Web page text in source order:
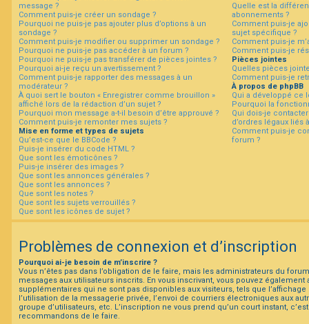
message ?
Comment puis-je créer un sondage ?
Pourquoi ne puis-je pas ajouter plus d’options à un
sondage ?
Comment puis-je modifier ou supprimer un sondage ?
Pourquoi ne puis-je pas accéder à un forum ?
Pourquoi ne puis-je pas transférer de pièces jointes ?
Pourquoi ai-je reçu un avertissement ?
Comment puis-je rapporter des messages à un
modérateur ?
À quoi sert le bouton « Enregistrer comme brouillon »
affiché lors de la rédaction d’un sujet ?
Pourquoi mon message a-t-il besoin d’être approuvé ?
Comment puis-je remonter mes sujets ?
Mise en forme et types de sujets
Qu’est-ce que le BBCode ?
Puis-je insérer du code HTML ?
Que sont les émoticônes ?
Puis-je insérer des images ?
Que sont les annonces générales ?
Que sont les annonces ?
Que sont les notes ?
Que sont les sujets verrouillés ?
Que sont les icônes de sujet ?
Quelle est la
abonnements ?
Comment puis-je
sujet spécifique ?
Comment puis-je
Comment puis-je
Pièces jointes
Quelles pièces
Comment puis-je
À propos de phpBB
Qui a développé ce
Pourquoi la
Qui dois-je
d’ordres légaux liés
Comment puis-je
forum ?
Problèmes de connexion et d’inscription
Pourquoi ai-je besoin de m’inscrire ?
Vous n’êtes pas dans l’obligation de le faire, mais les administrateurs du
messages aux utilisateurs inscrits. En vous inscrivant, vous pouvez
supplémentaires qui ne sont pas disponibles aux visiteurs, tels que l’affichage
l’utilisation de la messagerie privée, l’envoi de courriers électroniques aux
groupe d’utilisateurs, etc. L’inscription ne vous prend qu’un court instant,
recommandons de le faire.